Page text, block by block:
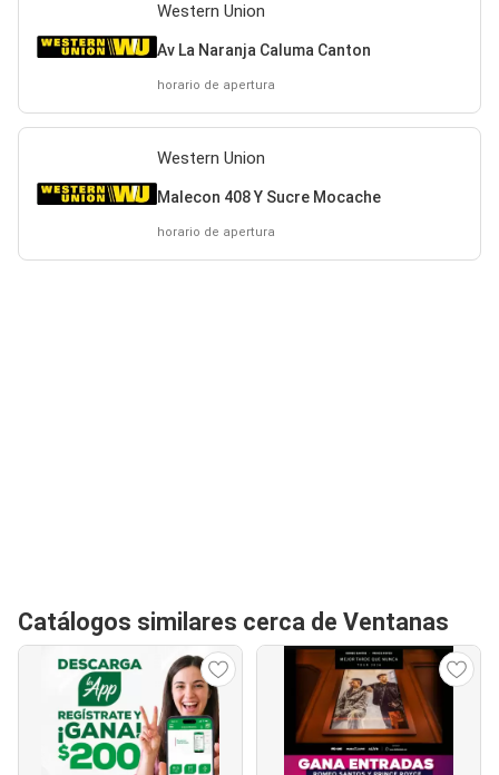
Western Union
Av La Naranja Caluma Canton
horario de apertura
Western Union
Malecon 408 Y Sucre Mocache
horario de apertura
Catálogos similares cerca de Ventanas